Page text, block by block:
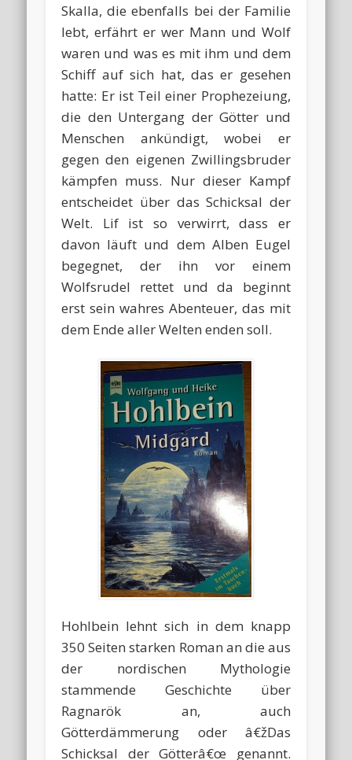
Skalla, die ebenfalls bei der Familie
lebt, erfährt er wer Mann und Wolf
waren und was es mit ihm und dem
Schiff auf sich hat, das er gesehen
hatte: Er ist Teil einer Prophezeiung,
die den Untergang der Götter und
Menschen ankündigt, wobei er
gegen den eigenen Zwillingsbruder
kämpfen muss. Nur dieser Kampf
entscheidet über das Schicksal der
Welt. Lif ist so verwirrt, dass er
davon läuft und dem Alben Eugel
begegnet, der ihn vor einem
Wolfsrudel rettet und da beginnt
erst sein wahres Abenteuer, das mit
dem Ende aller Welten enden soll.
Hohlbein lehnt sich in dem knapp
350 Seiten starken Roman an die aus
der nordischen Mythologie
stammende Geschichte über
Ragnarök an, auch
Götterdämmerung oder â€žDas
Schicksal der Götterâ€œ genannt.